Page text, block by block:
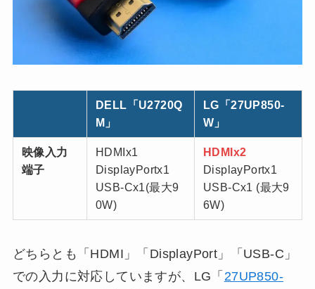
DELL「U2720Q
M」
LG「27UP850-
W」
映像入力
端子
HDMIx1
DisplayPortx1
USB-Cx1(最大9
0W)
HDMIx2
DisplayPortx1
USB-Cx1 (最大9
6W)
どちらとも「HDMI」「DisplayPort」「USB-C」
での入力に対応していますが、LG「 27UP850-